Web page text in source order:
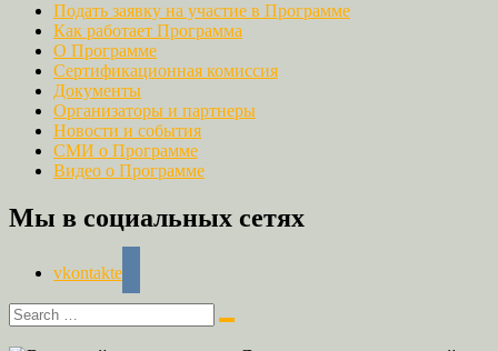
Подать заявку на участие в Программе
Как работает Программа
О Программе
Сертификационная комиссия
Документы
Организаторы и партнеры
Новости и события
СМИ о Программе
Видео о Программе
Мы в социальных сетях
vkontakte